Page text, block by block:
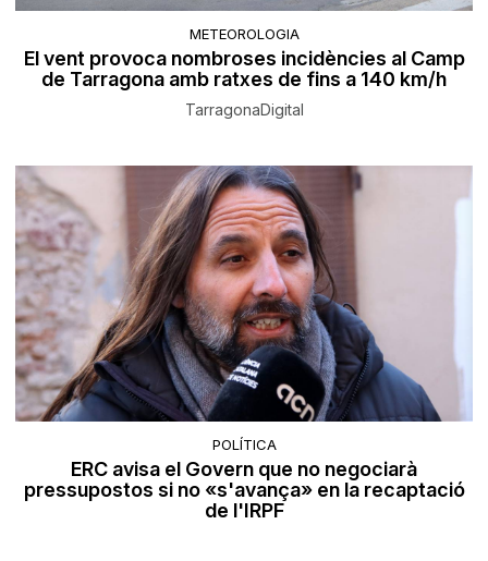
METEOROLOGIA
El vent provoca nombroses incidències al Camp
de Tarragona amb ratxes de fins a 140 km/h
TarragonaDigital
POLÍTICA
ERC avisa el Govern que no negociarà
pressupostos si no «s'avança» en la recaptació
de l'IRPF